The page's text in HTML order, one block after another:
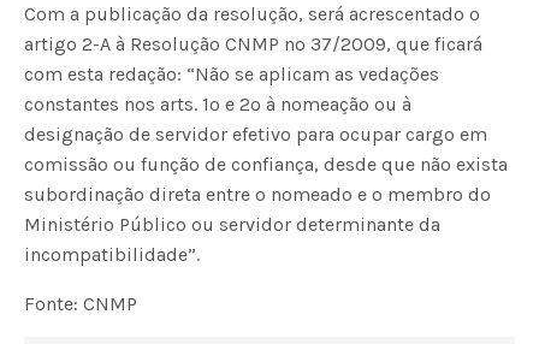
Com a publicação da resolução, será acrescentado o
artigo 2-A à Resolução CNMP nº 37/2009, que ficará
com esta redação: “Não se aplicam as vedações
constantes nos arts. 1º e 2º à nomeação ou à
designação de servidor efetivo para ocupar cargo em
comissão ou função de confiança, desde que não exista
subordinação direta entre o nomeado e o membro do
Ministério Público ou servidor determinante da
incompatibilidade”.
Fonte: CNMP